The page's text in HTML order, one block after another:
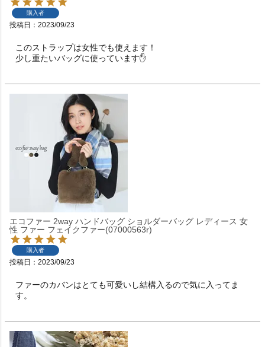
購入者
投稿日 2023/09/23
このストラップは女性でも使えます！
少し重たいバッグに使っています✋
エコファー 2way ハンドバッグ ショルダーバッグ レディース 女
性 ファー フェイクファー(07000563r)
購入者
投稿日 2023/09/23
ファーのカバンはとても可愛いし結構入るので気に入ってま
す。